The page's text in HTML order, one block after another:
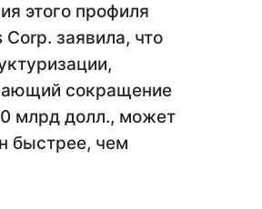
этого профиля
заявила, что
сокращение
млрд долл., может
быстрее, чем